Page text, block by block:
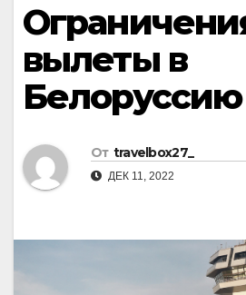
вылеты в
От travelbox27_
ДЕК 11, 2022